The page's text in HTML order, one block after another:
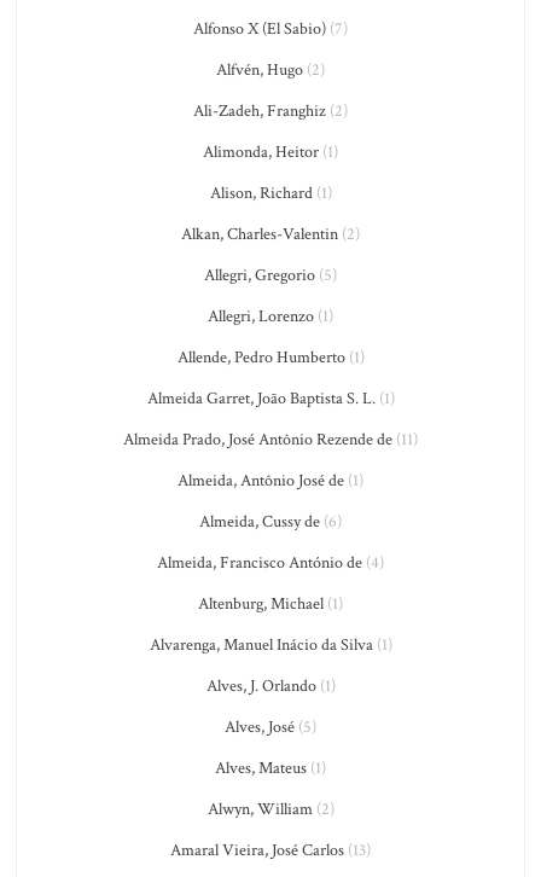
Alfonso X (El Sabio) (7)
Alfvén, Hugo (2)
Ali-Zadeh, Franghiz (2)
Alimonda, Heitor (1)
Alison, Richard(1)
Alkan, Charles-Valentin (2)
Allegri, Gregorio (5)
Allegri, Lorenzo (1)
Allende, Pedro Humberto(1)
Almeida Garret, João Baptista S. L.(1)
Almeida Prado, José Antônio Rezende de (11)
Almeida, Antônio José de (1)
Almeida, Cussy de (6)
Almeida, Francisco António de (4)
Altenburg, Michael (1)
Alvarenga, Manuel Inácio da Silva(1)
Alves, J. Orlando(1)
Alves, José (5)
Alves, Mateus (1)
Alwyn, William(2)
Amaral Vieira, José Carlos (13)